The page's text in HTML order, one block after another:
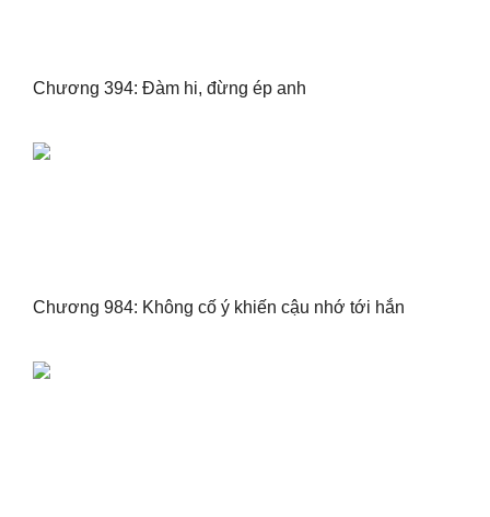
Chương 394: Đàm hi, đừng ép anh
Chương 984: Không cố ý khiến cậu nhớ tới hắn